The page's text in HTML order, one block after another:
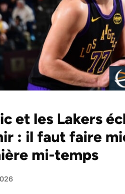
et les Lakers
: il faut faire
mi-temps